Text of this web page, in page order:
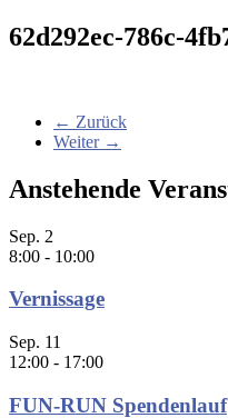
62d292ec-786c-
← Zurück
Weiter →
Anstehende
Sep. 2
8:00 - 10:00
Vernissage
Sep. 11
12:00 - 17:00
FUN-RUN Spendenlauf